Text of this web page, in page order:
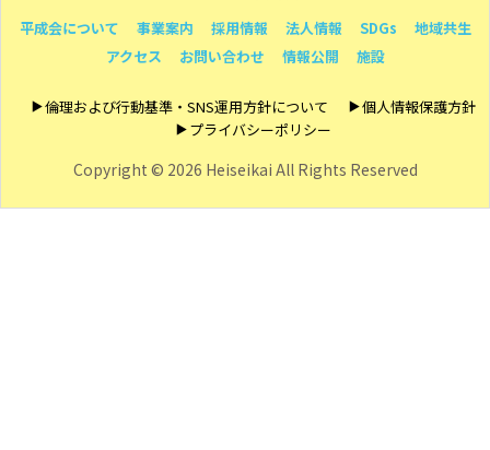
平成会について 事業案内 採用情報 法人情報 SDGs
地域共生
アクセス
お問い合わせ 情報公開 施設
倫理および行動基準・SNS運用方針について
個人情報保護方針
プライバシーポリシー
Copyright © 2026 Heiseikai All Rights Reserved